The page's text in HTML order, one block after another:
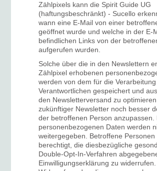
Zählpixels kann die Spirit Guide UG
(haftungsbeschränkt) - Sucello
wann eine E-Mail von einer
geöffnet wurde und welche in der E-
befindlichen Links von der
aufgerufen wurden.
Solche über die in den Newslettern
Zählpixel erhobenen
werden von dem für die Verarbeitung
Verantwortlichen gespeichert und
den Newsletterversand zu
zukünftiger Newsletter noch besser
der betroffenen Person anzupassen.
personenbezogenen Daten werden
weitergegeben. Betroffene
berechtigt, die diesbezügliche
Double-Opt-In-Verfahren
Einwilligungserklärung zu